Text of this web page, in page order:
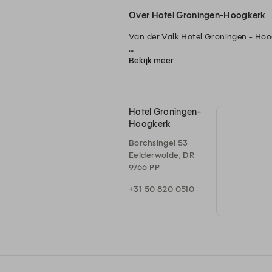
Over Hotel Groningen-Hoogkerk
Van der Valk Hotel Groningen -
Welkom bij Van der Valk Hotel
Met een moderne uitstraling,
ernaar uit u te verwelkomen.
Bekijk meer
Hotel Groningen-
Hoogkerk
Borchsingel 53
Eelderwolde, DR
9766 PP
+31 50 820 0510